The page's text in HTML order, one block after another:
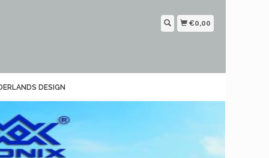
€0,00
DESIGN